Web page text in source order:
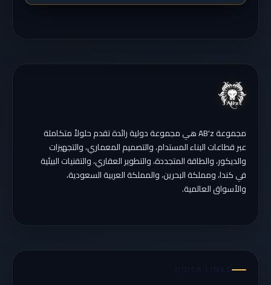
مجموعة AB'z هي مجموعة دولية رائدة تقدم حلولاً متكاملة
عبر قطاعات البناء المستدام، والتصميم المعماري، والتجهيزات
والديكور، والطاقة المتجددة، والتطوير العقاري، والتقنيات البيئية
في كندا، ومملكة البحرين، والمملكة العربية السعودية،
والأسواق العالمية.